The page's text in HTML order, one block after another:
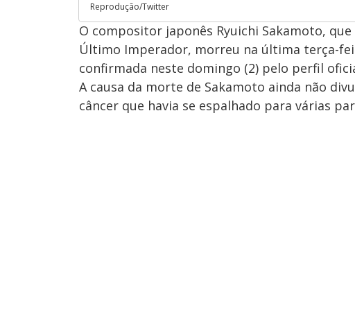
Reprodução/Twitter
O compositor japonês Ryuichi Sakamoto,
Último Imperador, morreu na última terça-
confirmada neste domingo (2) pelo perfil
A causa da morte de Sakamoto ainda não
câncer que havia se espalhado para várias